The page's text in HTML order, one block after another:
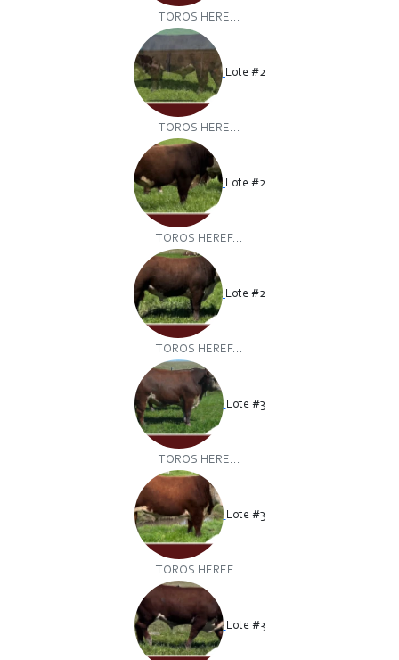
TOROS HERE...
Lote #2
TOROS HERE...
Lote #2
TOROS HEREF...
Lote #2
TOROS HEREF...
Lote #3
TOROS HERE...
Lote #3
TOROS HEREF...
Lote #3